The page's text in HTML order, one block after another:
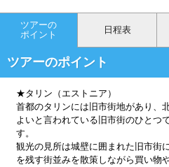
ツアーの
ポイント
日程表
ツアーのポイント
★タリン（エストニア）
首都のタリンには旧市街地があり、
よいと言われている旧市街のひとつ
す。
観光の見所は城壁に囲まれた旧市街
を残す街並みを散策しながら買い物